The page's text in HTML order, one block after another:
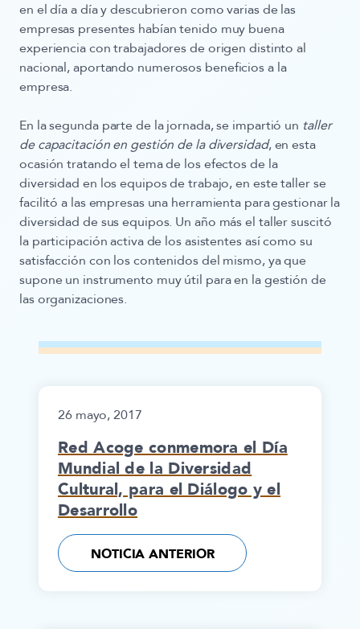
en el día a día y descubrieron como varias de las
empresas presentes habían tenido muy buena
experiencia con trabajadores de origen distinto al
nacional,aportando numerosos beneficios a la
empresa.
En la segunda parte de la jornada, se impartió un taller
de capacitación en gestión de la diversidad, en esta
ocasión tratando el tema de los efectos de la
diversidad en los equipos de trabajo, en este taller se
facilitó a las empresas una herramienta para gestionar la
diversidad de sus equipos. Un año más el taller suscitó
la participación activa de los asistentes así como su
satisfacción con los contenidos del mismo, ya que
supone un instrumento muy útil para en la gestión de
las organizaciones.
26 mayo, 2017
Red Acoge conmemora el Día
Mundial de la Diversidad
Cultural, para el Diálogo y el
Desarrollo
NOTICIA ANTERIOR